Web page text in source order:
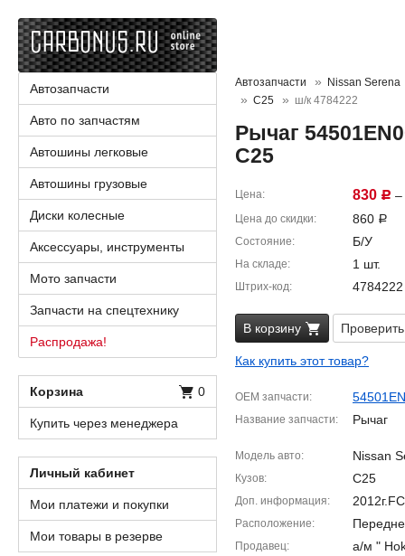
Автозапчасти
Nissan Serena
C25
ш/к 4784222
Рычаг
C25
Цена 830 Р –
Цена до скидки 860 Р
Состояние Б/У
На складе 1 шт.
Штрих-код 4784222
В корзину
Как купить этот товар?
OEM запчасти
Название запчасти Рычаг
Модель авто Nissan
Кузов C25
Доп. информация
Расположение
Продавец
а/м "
Автозапчасти
Авто по запчастям
Автошины легковые
Автошины грузовые
Диски колесные
Аксессуары, инструменты
Мото запчасти
Запчасти на спецтехнику
Распродажа!
Корзина 0
Купить через менеджера
Личный кабинет
Мои платежи и покупки
Мои товары в резерве